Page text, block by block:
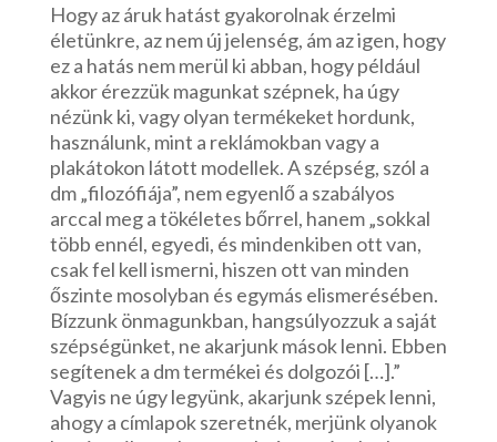
Hogy az áruk hatást gyakorolnak érzelmi
életünkre, az nem új jelenség, ám az igen, hogy
ez a hatás nem merül ki abban, hogy például
akkor érezzük magunkat szépnek, ha úgy
nézünk ki, vagy olyan termékeket hordunk,
használunk, mint a reklámokban vagy a
plakátokon látott modellek. A szépség, szól a
dm „filozófiája”, nem egyenlő a szabályos
arccal meg a tökéletes bőrrel, hanem „sokkal
több ennél, egyedi, és mindenkiben ott van,
csak fel kell ismerni, hiszen ott van minden
őszinte mosolyban és egymás elismerésében.
Bízzunk önmagunkban, hangsúlyozzuk a saját
szépségünket, ne akarjunk mások lenni. Ebben
segítenek a dm termékei és dolgozói […].”
Vagyis ne úgy legyünk, akarjunk szépek lenni,
ahogy a címlapok szeretnék, merjünk olyanok